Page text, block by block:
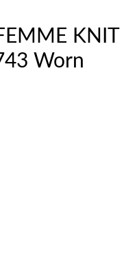
KNIT
Worn